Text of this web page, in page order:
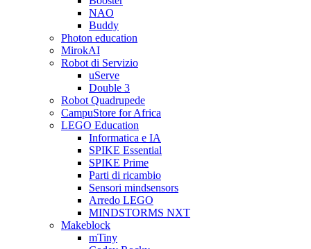
NAO
Buddy
Photon education
MirokAI
Robot di Servizio
uServe
Double 3
Robot Quadrupede
CampuStore for Africa
LEGO Education
Informatica e IA
SPIKE Essential
SPIKE Prime
Parti di ricambio
Sensori mindsensors
Arredo LEGO
MINDSTORMS NXT
Makeblock
mTiny